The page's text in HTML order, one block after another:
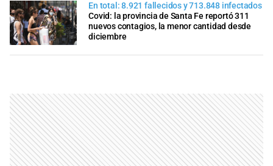
En total: 8.921 fallecidos y 713.848 infectados
Covid: la provincia de Santa Fe reportó 311
nuevos contagios, la menor cantidad desde
diciembre